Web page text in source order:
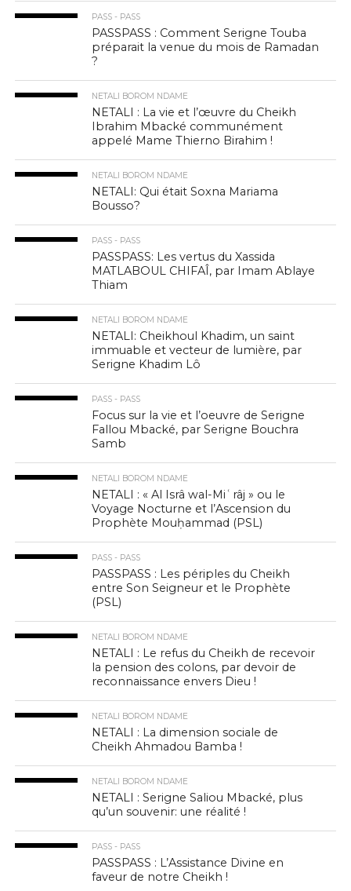
PASS - PASS
PASSPASS : Comment Serigne Touba
préparait la venue du mois de Ramadan
?
NETALI BOROM NDAME
NETALI : La vie et l’œuvre du Cheikh
Ibrahim Mbacké communément
appelé Mame Thierno Birahim !
NETALI BOROM NDAME
NETALI: Qui était Soxna Mariama
Bousso?
PASS - PASS
PASSPASS: Les vertus du Xassida
MATLABOUL CHIFAÎ, par Imam Ablaye
Thiam
NETALI BOROM NDAME
NETALI: Cheikhoul Khadim, un saint
immuable et vecteur de lumière, par
Serigne Khadim Lô
PASS - PASS
Focus sur la vie et l’oeuvre de Serigne
Fallou Mbacké, par Serigne Bouchra
Samb
NETALI BOROM NDAME
NETALI : « Al Isrâ wal-Miʿrâj » ou le
Voyage Nocturne et l’Ascension du
Prophète Mouḥammad (PSL)
PASS - PASS
PASSPASS : Les périples du Cheikh
entre Son Seigneur et le Prophète
(PSL)
NETALI BOROM NDAME
NETALI : Le refus du Cheikh de recevoir
la pension des colons, par devoir de
reconnaissance envers Dieu !
NETALI BOROM NDAME
NETALI : La dimension sociale de
Cheikh Ahmadou Bamba !
NETALI BOROM NDAME
NETALI : Serigne Saliou Mbacké, plus
qu’un souvenir: une réalité !
PASS - PASS
PASSPASS : L’Assistance Divine en
faveur de notre Cheikh !